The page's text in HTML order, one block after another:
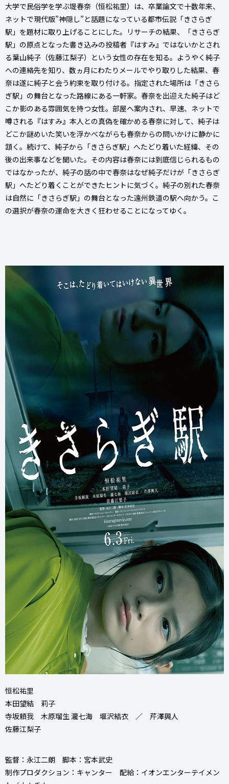
大学で民俗学を学ぶ堤春奈（恒松祐里）は、卒業論文で十数年来、
ネットで現代版”神隠し”と話題になっている都市伝説「きさらぎ
駅」を題材に取り上げることにした。リサーチの結果、「きさらぎ
駅」の原点となった書き込みの投稿者『はすみ』ではないかとされ
る葉山純子（佐藤江梨子）という女性の存在を知る。ようやく純子
への連絡先を知り、数ヵ月にわたりメールでやり取りした結果、春
奈は遂に純子と会う約束を取り付ける。指定された場所は「きさら
ぎ駅」の舞台となった路線にある一軒家。春奈を出迎えた純子はど
こか影のある雰囲気を持つ女性。部屋へ案内され、早速、ネットで
噂される『はすみ』本人との真偽を確かめる春奈に対して、純子は
どこか謎めいた笑いを浮かべながらも春奈からの問いかけに静かに
頷く。続けて、純子から「きさらぎ駅」へたどり着いた経緯、その
後の出来事などを聞いた。その内容は春奈には到底信じられるもの
ではなかったが、純子の話の中で春奈はなぜ純子だけが「きさらぎ
駅」へたどり着くことができたヒントに気づく。純子の別れた春奈
は自然に「きさらぎ駅」の舞台となった遠州鉄道の駅へ向かう。こ
の選択が春奈の運命を大きく狂わせることになってゆく。
恒松祐里
本田望結 莉子
寺坂頼我 木原瑠生 瀧七海 堰沢結衣 ／ 芹澤興人
佐藤江梨子
監督：永江二朗 脚本：宮本武史
制作プロダクション：キャンター 配給：イオンエンターテイメン